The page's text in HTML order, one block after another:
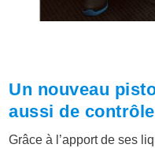
Un nouveau
aussi de
Grâce à l’apport de ses